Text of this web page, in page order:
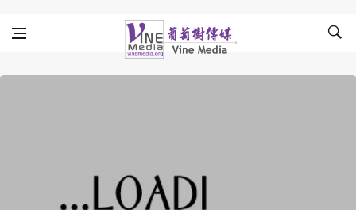
Vine Media
葡萄樹傳媒